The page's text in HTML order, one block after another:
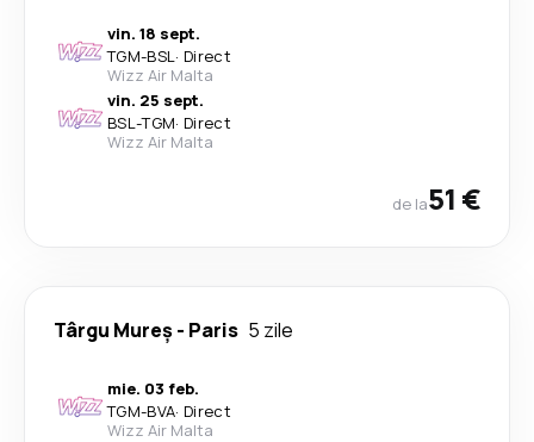
vin. 18 sept.
TGM-BSL· Direct
Wizz Air Malta
vin. 25 sept.
BSL-TGM· Direct
Wizz Air Malta
de la51 €
Târgu Mureș - Paris 5 zile
mie. 03 feb.
TGM-BVA· Direct
Wizz Air Malta